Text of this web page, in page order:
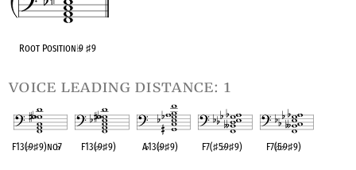
Root Position♭9♯9
voice leading distance: 1
F13(♭9♯9)no♭7 F13(♭9♯9) A♭13(♭9♯9) F7(♯5♭9♯9) F7(♭5♭9♯9)